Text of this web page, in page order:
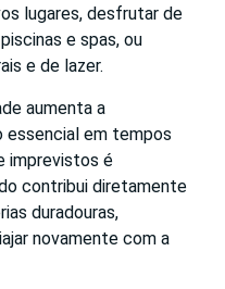
lugares, desfrutar de
e spas, ou
e de lazer.
aumenta a
essencial em tempos
imprevistos é
contribui diretamente
duradouras,
novamente com a